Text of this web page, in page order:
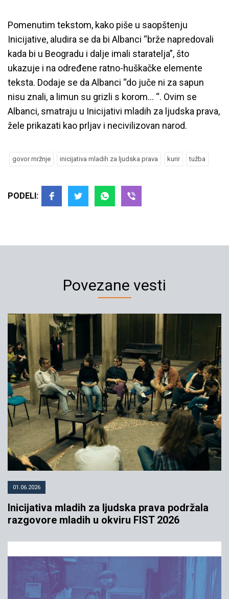
Pomenutim tekstom, kako piše u saopštenju
Inicijative, aludira se da bi Albanci “brže napredovali
kada bi u Beogradu i dalje imali staratelja”, što
ukazuje i na određene ratno-huškačke elemente
teksta. Dodaje se da Albanci “do juče ni za sapun
nisu znali, a limun su grizli s korom… “. Ovim se
Albanci, smatraju u Inicijativi mladih za ljudska prava,
žele prikazati kao prljav i necivilizovan narod.
govor mržnje inicijativa mladih za ljudska prava kurir tužba
PODELI:
Povezane vesti
01.06.2026
Inicijativa mladih za ljudska prava podržala
razgovore mladih u okviru FIST 2026